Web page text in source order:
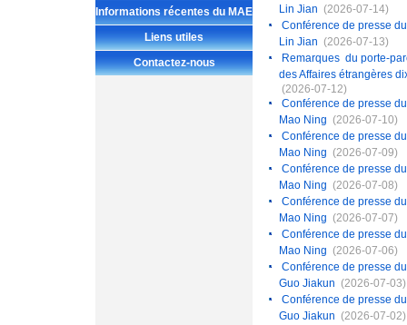
Informations récentes du MAE
Liens utiles
Contactez-nous
Lin Jian (2026-07-14)
Conférence de presse
Lin Jian (2026-07-13)
Remarques du porte-
des Affaires étrangères
(2026-07-12)
Conférence de presse
Mao Ning (2026-07-10)
Conférence de presse
Mao Ning (2026-07-09)
Conférence de presse
Mao Ning (2026-07-08)
Conférence de presse
Mao Ning (2026-07-07)
Conférence de presse
Mao Ning (2026-07-06)
Conférence de presse
Guo Jiakun (2026-07-03)
Conférence de presse
Guo Jiakun (2026-07-02)